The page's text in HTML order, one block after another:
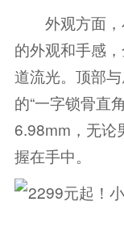
外观方面，
的外观和手感
道流光。顶部
的“一字锁骨直
6.98mm，无论
握在手中。